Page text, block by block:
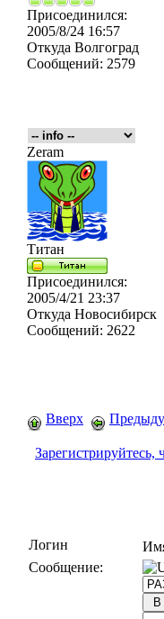
Присоединился:
2005/8/24 16:57
Откуда Волгоград
Сообщений: 2579
Zeram
Титан
Присоединился:
2005/4/21 23:37
Откуда Новосибирск
Сообщений: 2622
Вверх
Логин
Сообщение: